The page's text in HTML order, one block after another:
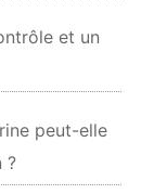
et un
peut-elle
?